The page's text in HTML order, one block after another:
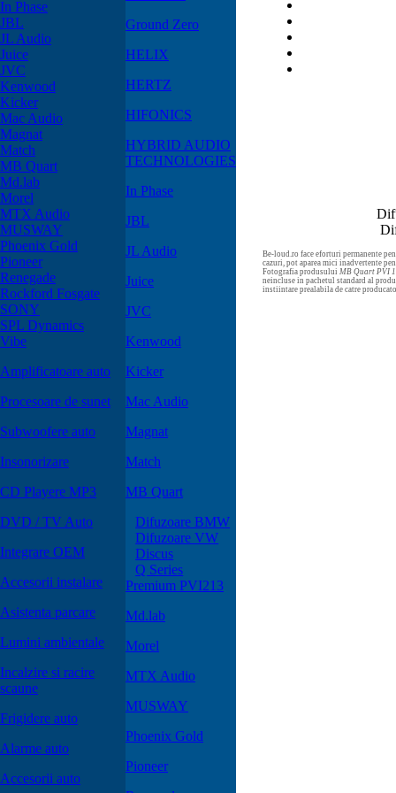
In Phase
JBL
JL Audio
Juice
JVC
Kenwood
Kicker
Mac Audio
Magnat
Match
MB Quart
Md.lab
Morel
MTX Audio
MUSWAY
Phoenix Gold
Pioneer
Renegade
Rockford Fosgate
SONY
SPL Dynamics
Vibe
Amplificatoare auto
Procesoare de sunet
Subwoofere auto
Insonorizare
CD Playere MP3
DVD / TV Auto
Integrare OEM
Accesorii instalare
Asistenta parcare
Lumini ambientale
Incalzire si racire
scaune
Frigidere auto
Alarme auto
Accesorii auto
Ground Zero
HELIX
HERTZ
HIFONICS
HYBRID AUDIO
TECHNOLOGIES
In Phase
JBL
JL Audio
Juice
JVC
Kenwood
Kicker
Mac Audio
Magnat
Match
MB Quart
Difuzoare BMW
Difuzoare VW
Discus
Q Series
Premium PVI213
Md.lab
Morel
MTX Audio
MUSWAY
Phoenix Gold
Pioneer
Be-loud.ro face eforturi permanente
cazuri, pot aparea mici inadvertente
Fotografia produsului MB Quart PVI
neincluse in pachetul standard al
instiintare prealabila de catre